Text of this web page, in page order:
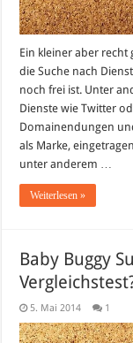
Ein kleiner aber recht
die Suche nach
noch frei ist. Unter
Dienste wie Twitter
Domainendungen
als Marke,
unter anderem …
Weiterlesen »
Baby Buggy
5. Mai 2014 1